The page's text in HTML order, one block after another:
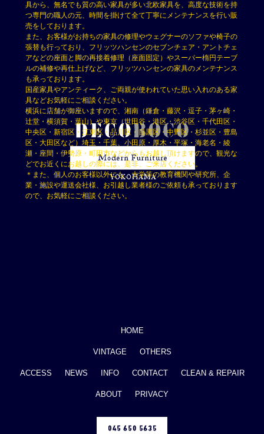
具から、無名でも質の高い家具が多い北欧家具を、高度な技術を持
つ専門の職人の元、時間を掛けて全て丁寧にメンテナンスを行い販
売をしております。
また、お客様がお持ちの家具の修理やウェグナーのソファや椅子の
張替も行っており、フリッツハンセンのセブンチェア・アントチェ
アなどの座面と脚の再接着修理（座面固定）やスーパー楕円テーブ
ルの補修や再仕上げなど、フリッツハンセンの家具のメンテナンス
も承っております。
国産家具やアンティーク、ご両親が使われていた思い入れのある家
具などお気軽にご相談ください。
横浜に店舗が御座いますので、湘南（鎌倉・藤沢・逗子・茅ヶ崎・
辻堂・横須賀・葉山）や東京（世田谷・港区・渋谷区・千代田区・
中央区・新宿区・江東区・品川区・目黒区・中野区・杉並区・豊島
区・大田区など）埼玉・千葉、小田原・厚木・平塚・海老名・綾
瀬・座間・伊勢原・町田市などからもお越し頂けますので、観光な
どでお近くにお越しの際には、是非、ご来店ください。
＊また、個人のお客様以外にも、大学等の教育機関や研究所、企
業・施設や運送会社様、お引越し業者様のご依頼も承っております
ので、お気軽にご相談ください。
HOME
VINTAGE OTHERS
ACCESS NEWS INFO CONTACT CLEAN & REPAIR
ABOUT PRIVACY